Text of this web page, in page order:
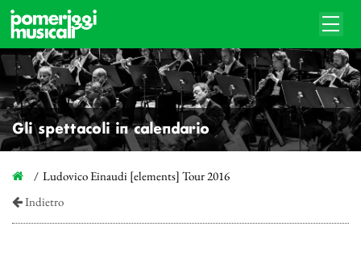
Gli spettacoli in calendario
Ludovico Einaudi [elements] Tour 2016
Indietro